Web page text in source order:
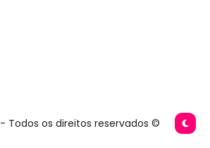
Todos os direitos reservados ©